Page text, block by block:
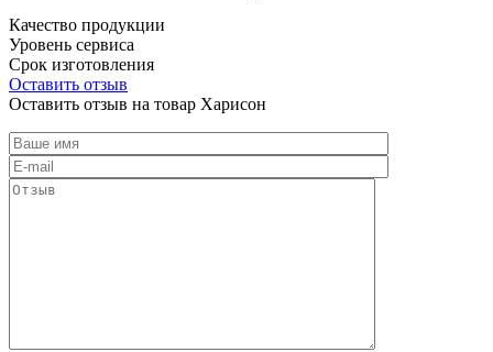
Качество продукции
Уровень сервиса
Срок изготовления
Оставить отзыв
Оставить отзыв на товар Харисон